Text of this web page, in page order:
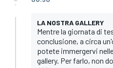
LA NOSTRA GALLERY
Mentre la giornata di
conclusione, a circa
potete immergervi
gallery. Per farlo, non